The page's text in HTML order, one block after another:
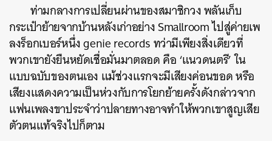
ท่ามกลางการเปลี่ยนผ่านของสมาชิกวง พลันเก็บ
กระเป๋าย้ายจากบ้านหลังเก่าอย่าง Smallroom ไปสู่ค่ายเพ
ลงร็อกเบอร์หนึ่ง genie records ทว่ามีเพียงสิ่งเดียวที่
พวกเขายังยืนหยัดเชื่อมั่นมาตลอด คือ ‘แนวดนตรี’ ใน
แบบฉบับของตนเอง แม้ช่วงแรกจะมีเสียงค่อนขอด หรือ
เสียงแสดงความเป็นห่วงกับการโยกย้ายครั้งดังกล่าวจาก
แฟนเพลงขาประจำว่าปลายทางอาจทำให้พวกเขาสูญเสีย
ตัวตนแท้จริงไปก็ตาม